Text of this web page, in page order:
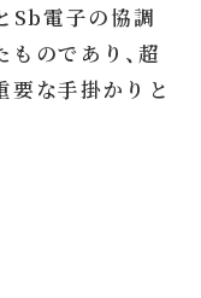
Sb電子の協調
のであり、超
要な手掛かりと